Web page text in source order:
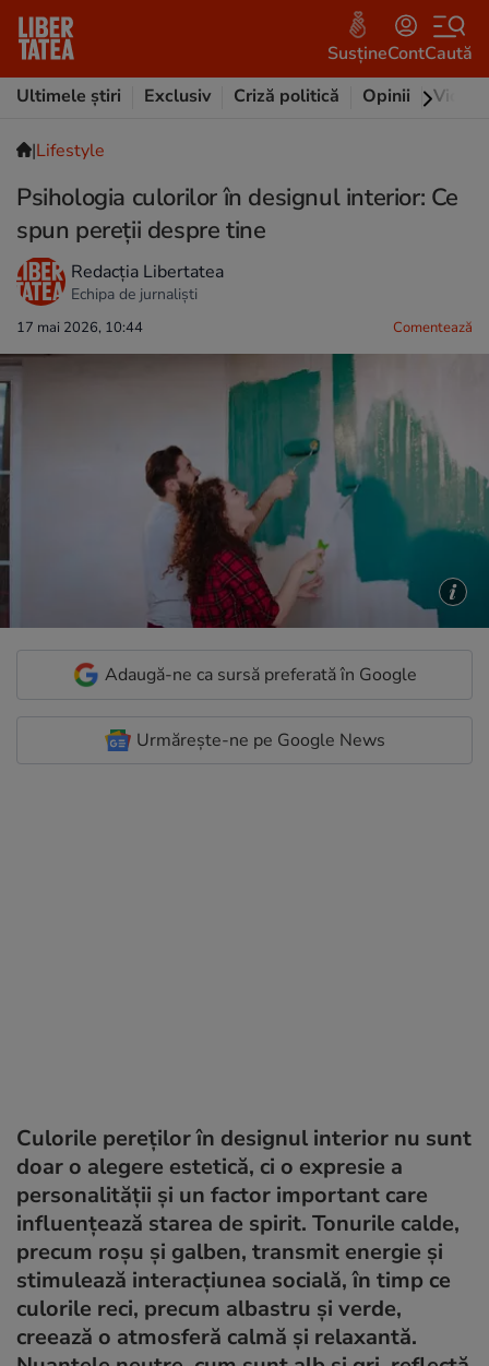
SusțineContCaută
Ultimele știri
Exclusiv Criză politică Opinii Video
|Lifestyle
Psihologia culorilor în designul interior: Ce
spun pereții despre tine
Redacția Libertatea
Echipa de jurnaliști
17 mai 2026, 10:44 Comentează
Adaugă-ne ca sursă preferată în Google
Urmărește-ne pe Google News
Culorile pereților în designul interior nu sunt
doar o alegere estetică, ci o expresie a
personalității și un factor important care
influențează starea de spirit. Tonurile calde,
precum roșu și galben, transmit energie și
stimulează interacțiunea socială, în timp ce
culorile reci, precum albastru și verde,
creează o atmosferă calmă și relaxantă.